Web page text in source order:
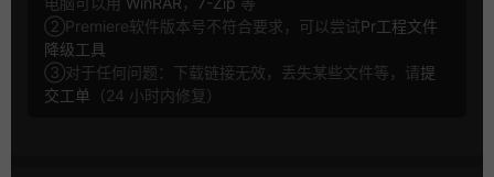
②Premiere软件版本号不符合要求，可以尝试Pr工程文件
降级工具
③对于任何问题：下载链接无效，丢失某些文件等，请提
交工单 （24 小时内修复）